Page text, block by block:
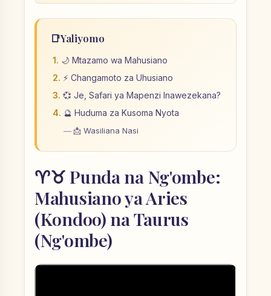
📑Yaliyomo
🌙 Mtazamo wa Mahusiano
⚡ Changamoto za Uhusiano
💞 Je, Safari ya Mapenzi Inawezekana?
🔮 Huduma za Kusoma Nyota
📩 Wasiliana Nasi
♈♉ Punda na Ng'ombe:
Mahusiano ya Aries
(Kondoo) na Taurus
(Ng'ombe)